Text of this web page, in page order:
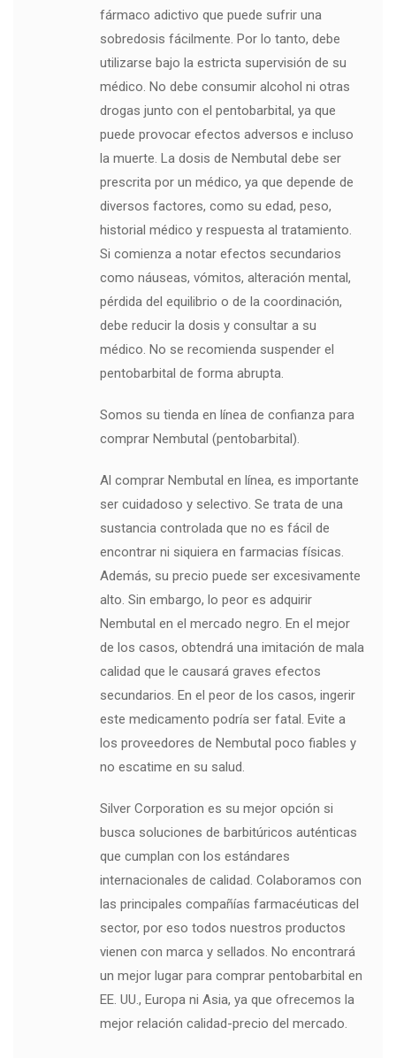
fármaco adictivo que puede sufrir una
sobredosis fácilmente. Por lo tanto, debe
utilizarse bajo la estricta supervisión de su
médico. No debe consumir alcohol ni otras
drogas junto con el pentobarbital, ya que
puede provocar efectos adversos e incluso
la muerte. La dosis de Nembutal debe ser
prescrita por un médico, ya que depende de
diversos factores, como su edad, peso,
historial médico y respuesta al tratamiento.
Si comienza a notar efectos secundarios
como náuseas, vómitos, alteración mental,
pérdida del equilibrio o de la coordinación,
debe reducir la dosis y consultar a su
médico. No se recomienda suspender el
pentobarbital de forma abrupta.
Somos su tienda en línea de confianza para
comprar Nembutal (pentobarbital).
Al comprar Nembutal en línea, es importante
ser cuidadoso y selectivo. Se trata de una
sustancia controlada que no es fácil de
encontrar ni siquiera en farmacias físicas.
Además, su precio puede ser excesivamente
alto. Sin embargo, lo peor es adquirir
Nembutal en el mercado negro. En el mejor
de los casos, obtendrá una imitación de mala
calidad que le causará graves efectos
secundarios. En el peor de los casos, ingerir
este medicamento podría ser fatal. Evite a
los proveedores de Nembutal poco fiables y
no escatime en su salud.
Silver Corporation es su mejor opción si
busca soluciones de barbitúricos auténticas
que cumplan con los estándares
internacionales de calidad. Colaboramos con
las principales compañías farmacéuticas del
sector, por eso todos nuestros productos
vienen con marca y sellados. No encontrará
un mejor lugar para comprar pentobarbital en
EE. UU., Europa ni Asia, ya que ofrecemos la
mejor relación calidad-precio del mercado.